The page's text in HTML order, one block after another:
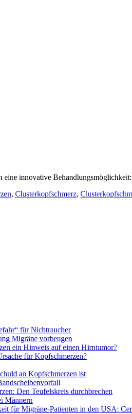
eine innovative
, Clusterkopfschmerz,
für Nichtraucher
Migräne vorbeugen
ein Hinweis auf einen Hirntumor?
für Kopfschmerzen?
an Kopfschmerzen ist
Den Teufelskreis durchbrechen
Männern
für Migräne-Patienten in den USA: